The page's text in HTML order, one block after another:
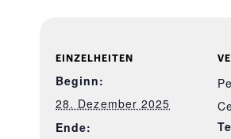
EINZELHEITEN
Beginn:
28. Dezember 2025
Ende: